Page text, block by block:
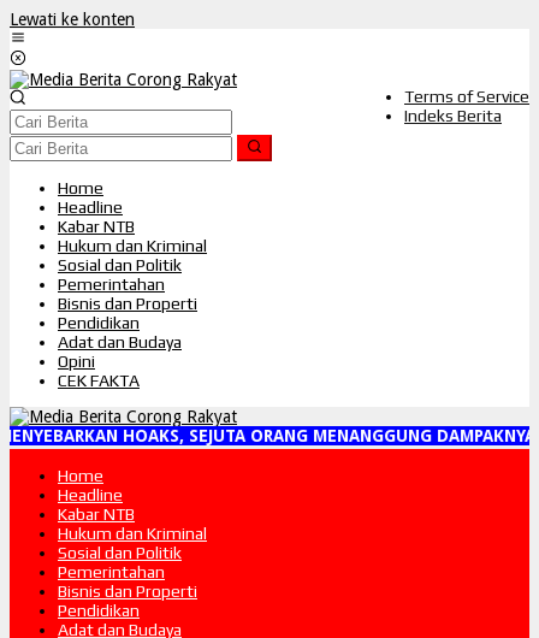
Lewati ke konten
Terms of Service
Indeks Berita
Home
Headline
Kabar NTB
Hukum dan Kriminal
Sosial dan Politik
Pemerintahan
Bisnis dan Properti
Pendidikan
Adat dan Budaya
Opini
CEK FAKTA
HOAKS, SEJUTA ORANG MENANGGUNG DAMPAKNYA"
Home
Headline
Kabar NTB
Hukum dan Kriminal
Sosial dan Politik
Pemerintahan
Bisnis dan Properti
Pendidikan
Adat dan Budaya